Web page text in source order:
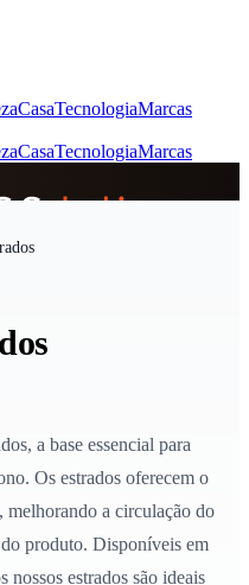
CasaTecnologiaMarcas
CasaTecnologiaMarcas
a base essencial para
Os estrados oferecem o
melhorando a circulação do
produto. Disponíveis em
nossos estrados são ideais